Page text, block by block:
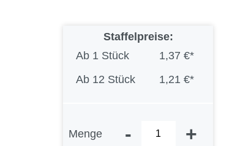
Staffelpreise:
Ab 1 Stück
1,37 €*
Ab 12 Stück 1,21 €*
Menge - +